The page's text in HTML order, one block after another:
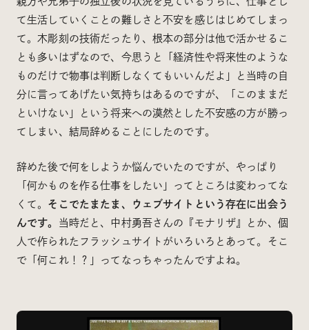
て生活していくことの難しさと不安を感じはじめてしまっ
て。木彫刻の技術だったり、根本の部分は他で活かせるこ
とも多いはずなので、今思うと「経済性や将来性のような
ものだけで物事は判断しなくてもいいんだよ」と当時の自
分に言ってあげたい気持ちはあるのですが、「このままだ
といけない」という将来への漠然とした不安感の方が勝っ
てしまい、結局辞めることにしたのです。
辞めた後で何をしようか悩んでいたのですが、やっぱり
「何かものを作る仕事をしたい」ってところは変わってな
くて。 そこでたまたま、ウェブサイトという存在に出会う
んです。 当時だと、中村勇吾さんの『モナリザ』とか、個
人で作られたフラッシュサイトがいろいろとあって。そこ
で「何これ！？」ってなっちゃったんですよね。